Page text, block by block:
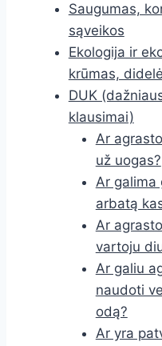
Saugumas,
sąveikos
Ekologija ir
krūmas,
DUK
klausimai)
Ar
už uogas?
Ar galima
arbatą
Ar
vartoju
Ar galiu
naudoti
odą?
Ar yra